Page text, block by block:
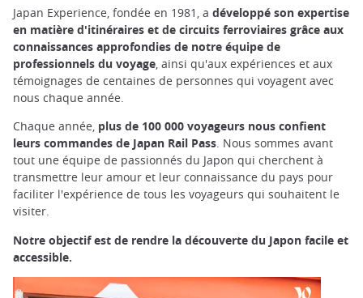
Japan Experience, fondée en 1981, a développé son expertise
en matière d'itinéraires et de circuits ferroviaires grâce aux
connaissances approfondies de notre équipe de
professionnels du voyage, ainsi qu'aux expériences et aux
témoignages de centaines de personnes qui voyagent avec
nous chaque année.
Chaque année, plus de 100 000 voyageurs nous confient
leurs commandes de Japan Rail Pass. Nous sommes avant
tout une équipe de passionnés du Japon qui cherchent à
transmettre leur amour et leur connaissance du pays pour
faciliter l'expérience de tous les voyageurs qui souhaitent le
visiter.
Notre objectif est de rendre la découverte du Japon facile et
accessible.